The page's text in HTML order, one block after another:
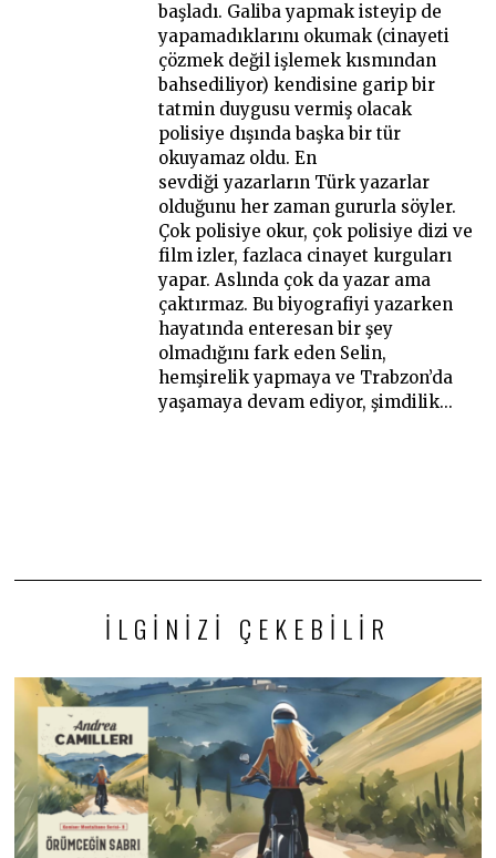
başladı. Galiba yapmak isteyip de
yapamadıklarını okumak (cinayeti
çözmek değil işlemek kısmından
bahsediliyor) kendisine garip bir
tatmin duygusu vermiş olacak
polisiye dışında başka bir tür
okuyamaz oldu. En
sevdiği yazarların Türk yazarlar
olduğunu her zaman gururla söyler.
Çok polisiye okur, çok polisiye dizi ve
film izler, fazlaca cinayet kurguları
yapar. Aslında çok da yazar ama
çaktırmaz. Bu biyografiyi yazarken
hayatında enteresan bir şey
olmadığını fark eden Selin,
hemşirelik yapmaya ve Trabzon’da
yaşamaya devam ediyor, şimdilik...
İLGINIZI ÇEKEBILIR